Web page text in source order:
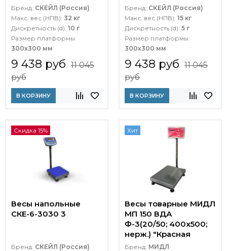
Бренд: СКЕЙЛ (Россия)
Макс. вес (НПВ): 32 кг
Дискретность (d): 10 г
Размер платформы:
300х300 мм
9 438 руб 11 045
руб
В КОРЗИНУ
Бренд: СКЕЙЛ (Россия)
Макс. вес (НПВ): 15 кг
Дискретность (d): 5 г
Размер платформы:
300х300 мм
9 438 руб 11 045
руб
В КОРЗИНУ
Скидка 15%
Весы напольные
СКЕ-6-3030 3
Бренд: СКЕЙЛ (Россия)
Хит
Весы товарные МИДЛ
МП 150 ВДА
Ф-3(20/50; 400х500;
нерж.) "Красная
армия"
Бренд: МИДЛ